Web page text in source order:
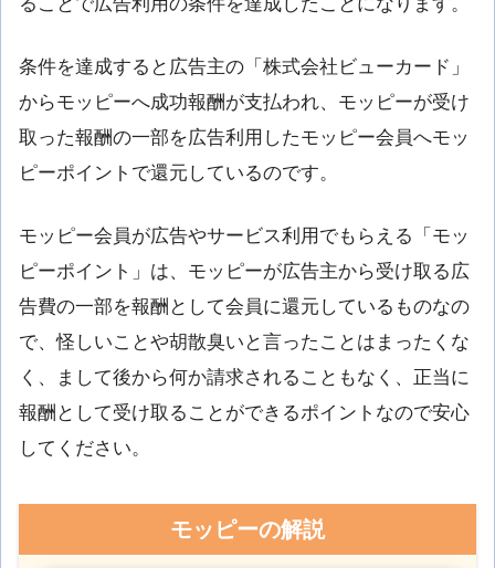
条件を達成すると広告主の「株式会社ビューカード」
からモッピーへ成功報酬が支払われ、モッピーが受け
取った報酬の一部を広告利用したモッピー会員へモッ
ピーポイントで還元しているのです。
モッピー会員が広告やサービス利用でもらえる「モッ
ピーポイント」は、モッピーが広告主から受け取る広
告費の一部を報酬として会員に還元しているものなの
で、怪しいことや胡散臭いと言ったことはまったくな
く、まして後から何か請求されることもなく、正当に
報酬として受け取ることができるポイントなので安心
してください。
モッピーの解説